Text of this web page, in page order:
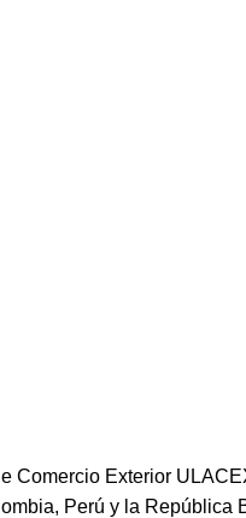
Comercio Exterior
Perú y la República